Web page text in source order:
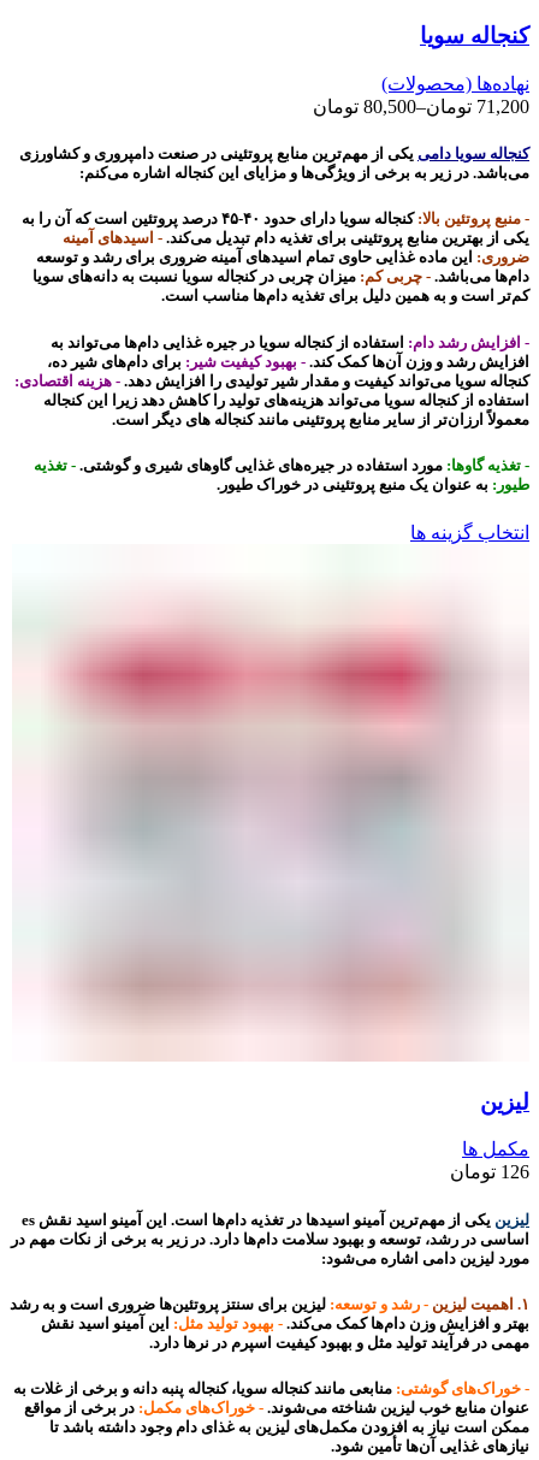
کنجاله سویا
نهاده‌ها (محصولات)
71,200 تومان–
80,500 تومان
کنجاله سویا دامی یکی از مهم‌ترین منابع پروتئینی در صنعت دامپروری و کشاورزی
می‌باشد. در زیر به برخی از ویژگی‌ها و مزایای این کنجاله اشاره می‌کنم:
- منبع پروتئین بالا:
کنجاله سویا دارای حدود ۴۰-۴۵ درصد پروتئین است که آن را به
یکی از بهترین منابع پروتئینی برای تغذیه دام تبدیل می‌کند. - اسیدهای آمینه
ضروری: این ماده غذایی حاوی تمام اسیدهای آمینه ضروری برای رشد و توسعه
دام‌ها می‌باشد. - چربی کم: میزان چربی در کنجاله سویا نسبت به دانه‌های سویا
کم‌تر است و به همین دلیل برای تغذیه دام‌ها مناسب است.
- افزایش رشد دام: استفاده از کنجاله سویا در جیره غذایی دام‌ها می‌تواند به
افزایش رشد و وزن آن‌ها کمک کند. - بهبود کیفیت شیر: برای دام‌های شیر ده،
کنجاله سویا می‌تواند کیفیت و مقدار شیر تولیدی را افزایش دهد. - هزینه اقتصادی:
استفاده از کنجاله سویا می‌تواند هزینه‌های تولید را کاهش دهد زیرا این کنجاله
معمولاً ارزان‌تر از سایر منابع پروتئینی مانند کنجاله‌ های دیگر است.
- تغذیه گاوها: مورد استفاده در جیره‌های غذایی گاوهای شیری و گوشتی. - تغذیه
طیور: به عنوان یک منبع پروتئینی در خوراک طیور.
انتخاب گزینه ها
لیزین
مکمل ها
126 تومان
لیزین
یکی از مهم‌ترین آمینو اسیدها در تغذیه دام‌ها است. این آمینو اسید نقش es
اساسی در رشد، توسعه و بهبود سلامت دام‌ها دارد. در زیر به برخی از نکات مهم در
مورد لیزین دامی اشاره می‌شود:
۱. اهمیت لیزین - رشد و توسعه: لیزین برای سنتز پروتئین‌ها ضروری است و به رشد
بهتر و افزایش وزن دام‌ها کمک می‌کند. - بهبود تولید مثل: این آمینو اسید نقش
مهمی در فرآیند تولید مثل و بهبود کیفیت اسپرم در نرها دارد.
- خوراک‌های گوشتی: منابعی مانند کنجاله سویا، کنجاله پنبه دانه و برخی از غلات به
عنوان منابع خوب لیزین شناخته می‌شوند. - خوراک‌های مکمل: در برخی از مواقع
ممکن است نیاز به افزودن مکمل‌های لیزین به غذای دام وجود داشته باشد تا
نیازهای غذایی آن‌ها تأمین شود.